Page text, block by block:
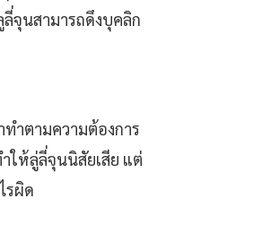
ลี่จุนสามารถดึงบุคลิก
ำตามความต้องการ
ให้ลู่ลี่จุนนิสัยเสีย แต่
รผิด